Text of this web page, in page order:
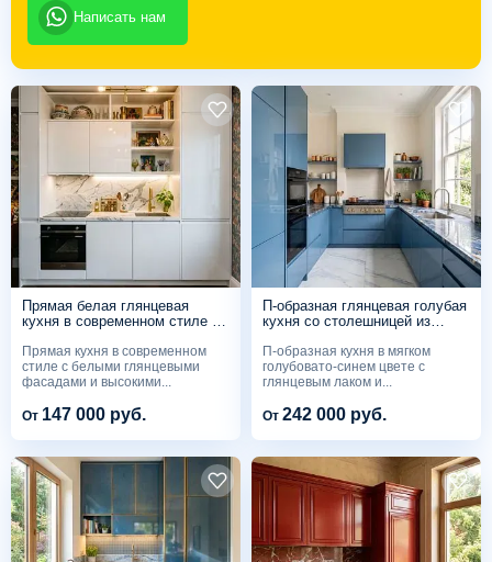
Написать нам
Прямая белая глянцевая
кухня в современном стиле с
Прямая кухня в современном
стиле с белыми глянцевыми
фасадами и высокими...
От 147 000 руб.
П-образная глянцевая голубая
кухня со столешницей из
полками
П-образная кухня в мягком
голубовато-синем цвете с
глянцевым лаком и...
От 242 000 руб.